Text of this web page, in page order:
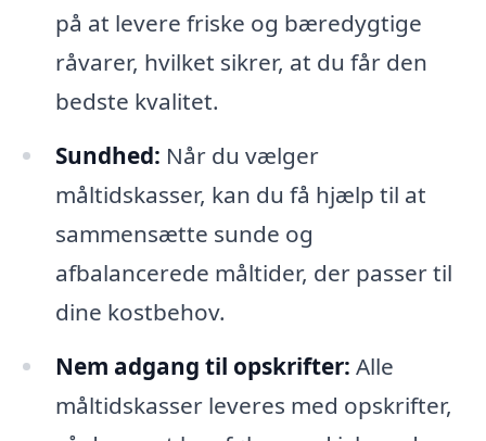
på at levere friske og bæredygtige
råvarer, hvilket sikrer, at du får den
bedste kvalitet.
Sundhed: Når du vælger
måltidskasser, kan du få hjælp til at
sammensætte sunde og
afbalancerede måltider, der passer til
dine kostbehov.
Nem adgang til opskrifter: Alle
måltidskasser leveres med opskrifter,